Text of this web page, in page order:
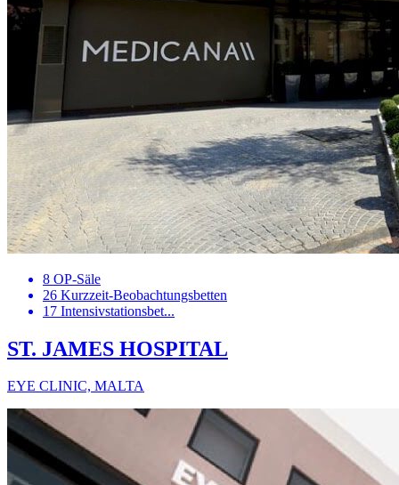
8 OP-Säle
26 Kurzzeit-Beobachtungsbetten
17 Intensivstationsbet...
ST. JAMES HOSPITAL
EYE CLINIC, MALTA